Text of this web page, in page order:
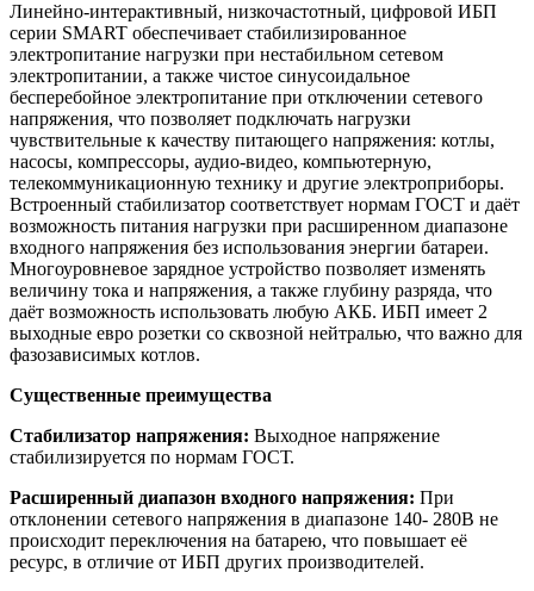
Линейно-интерактивный, низкочастотный, цифровой ИБП
серии SMART обеспечивает стабилизированное
электропитание нагрузки при нестабильном сетевом
электропитании, а также чистое синусоидальное
бесперебойное электропитание при отключении сетевого
напряжения, что позволяет подключать нагрузки
чувствительные к качеству питающего напряжения: котлы,
насосы, компрессоры, аудио-видео, компьютерную,
телекоммуникационную технику и другие электроприборы.
Встроенный стабилизатор соответствует нормам ГОСТ и даёт
возможность питания нагрузки при расширенном диапазоне
входного напряжения без использования энергии батареи.
Многоуровневое зарядное устройство позволяет изменять
величину тока и напряжения, а также глубину разряда, что
даёт возможность использовать любую АКБ. ИБП имеет 2
выходные евро розетки со сквозной нейтралью, что важно для
фазозависимых котлов.
Существенные преимущества
Стабилизатор напряжения: Выходное напряжение
стабилизируется по нормам ГОСТ.
Расширенный диапазон входного напряжения: При
отклонении сетевого напряжения в диапазоне 140- 280В не
происходит переключения на батарею, что повышает её
ресурс, в отличие от ИБП других производителей.